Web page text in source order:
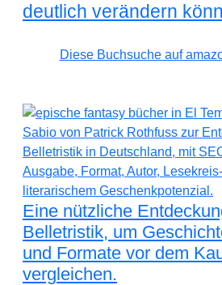
deutlich verändern
Diese Buchsuche auf
Eine nützliche
Belletristik, um
und Formate vor dem
vergleichen.